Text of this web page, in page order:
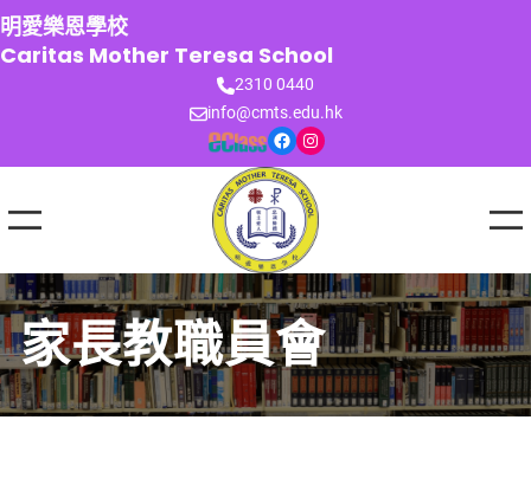
跳
至
主
明愛樂恩學校
Caritas Mother Teresa School
2310 0440
info@cmts.edu.hk
Facebook Instagram
家長教職員會